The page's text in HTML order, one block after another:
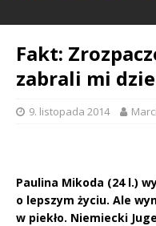
Fakt:
zabrali mi
9. listopada 2014
Paulina Mikoda (24 l.)
o lepszym życiu. Ale
w piekło. Niemiecki